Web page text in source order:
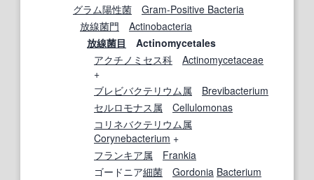
グラム陽性菌
Gram-Positive Bacteria
放線菌門
Actinobacteria
放線菌目 Actinomycetales
アクチノミセス科
Actinomycetaceae
+
ブレビバクテリウム属
Brevibacterium
セルロモナス属
Cellulomonas
コリネバクテリウム属
Corynebacterium +
フランキア属
Frankia
ゴードニア細菌 Gordonia Bacterium